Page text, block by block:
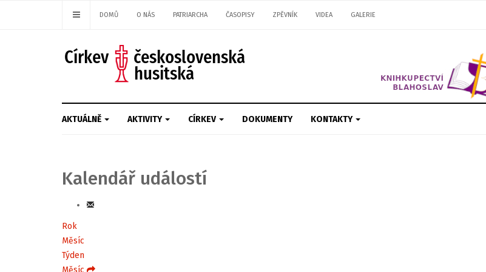
DOMŮ O NÁS PATRIARCHA ČASOPISY ZPĚVNÍK VIDEA GALERIE
AKTUÁLNĚ AKTIVITY CÍRKEV DOKUMENTY KONTAKTY
Kalendář událostí
Rok
Měsíc
Týden
Měsíc